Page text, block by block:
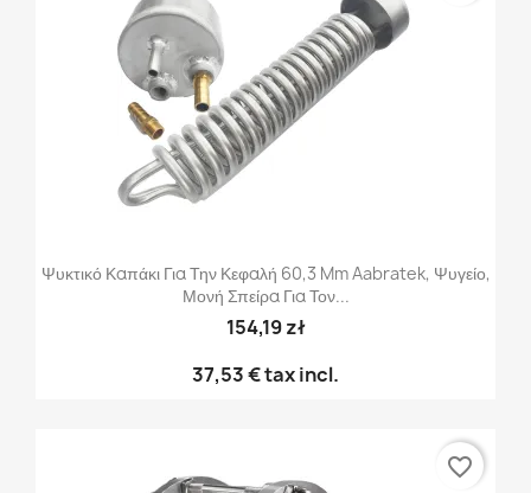
Ψυκτικό Καπάκι Για Την Κεφαλή 60,3 Mm Aabratek, Ψυγείο,
Μονή Σπείρα Για Τον...
154,19 zł
37,53 €tax incl.
favorite_border